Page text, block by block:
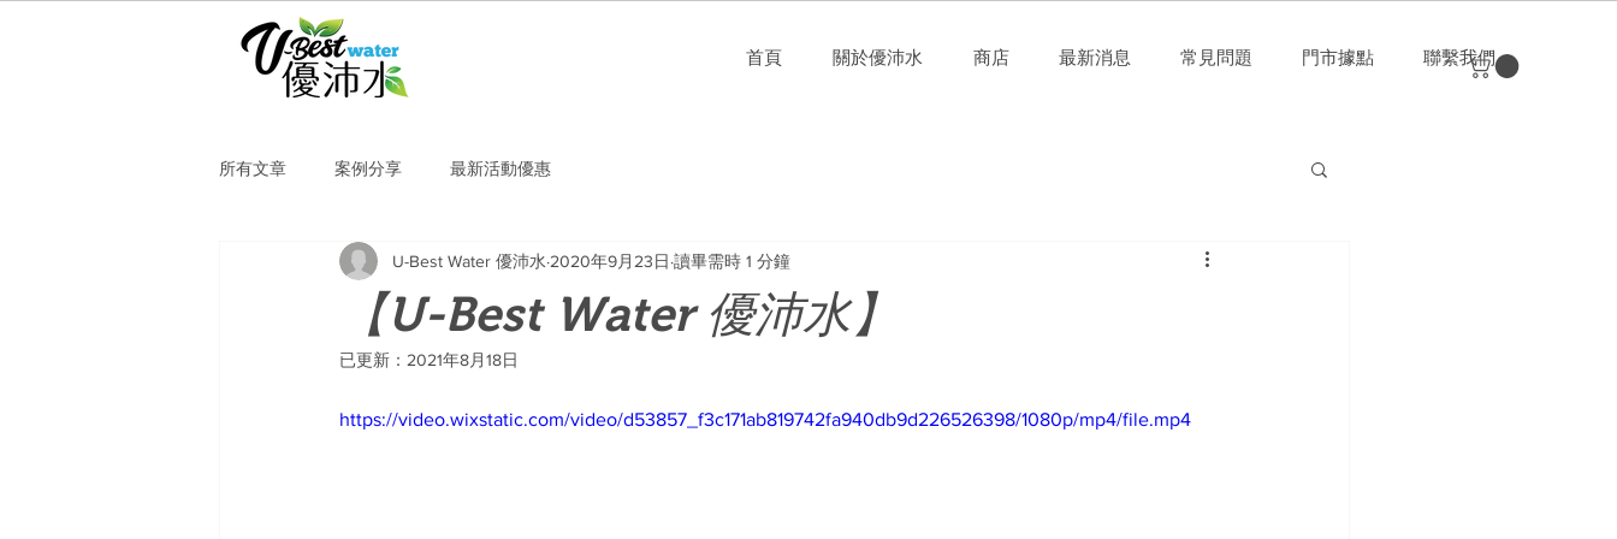
首頁 關於優沛水 商店 最新消息 常見問題 門市據點 聯繫我們
所有文章 案例分享 最新活動優惠
【U-Best Water 優沛水】
U-Best Water 優沛水 2020年9月23日 讀畢需時 1 分鐘
已更新： 2021年8月18日
https://video.wixstatic.com/video/d53857_f3c171ab819742fa940db9d226526398/1080p/mp4/file.mp4